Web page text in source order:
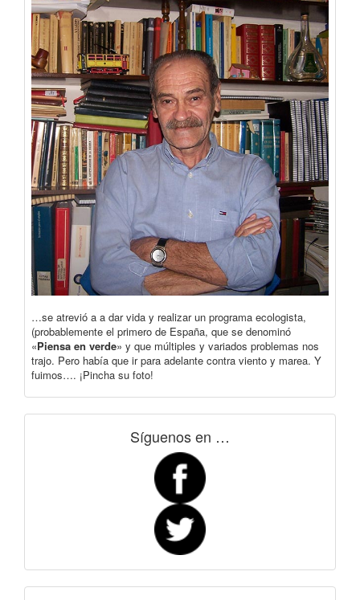
…se atrevió a a dar vida y realizar un programa ecologista,
(probablemente el primero de España, que se denominó
«Piensa en verde» y que múltiples y variados problemas nos
trajo. Pero había que ir para adelante contra viento y marea. Y
fuimos…. ¡Pincha su foto!
Síguenos en …